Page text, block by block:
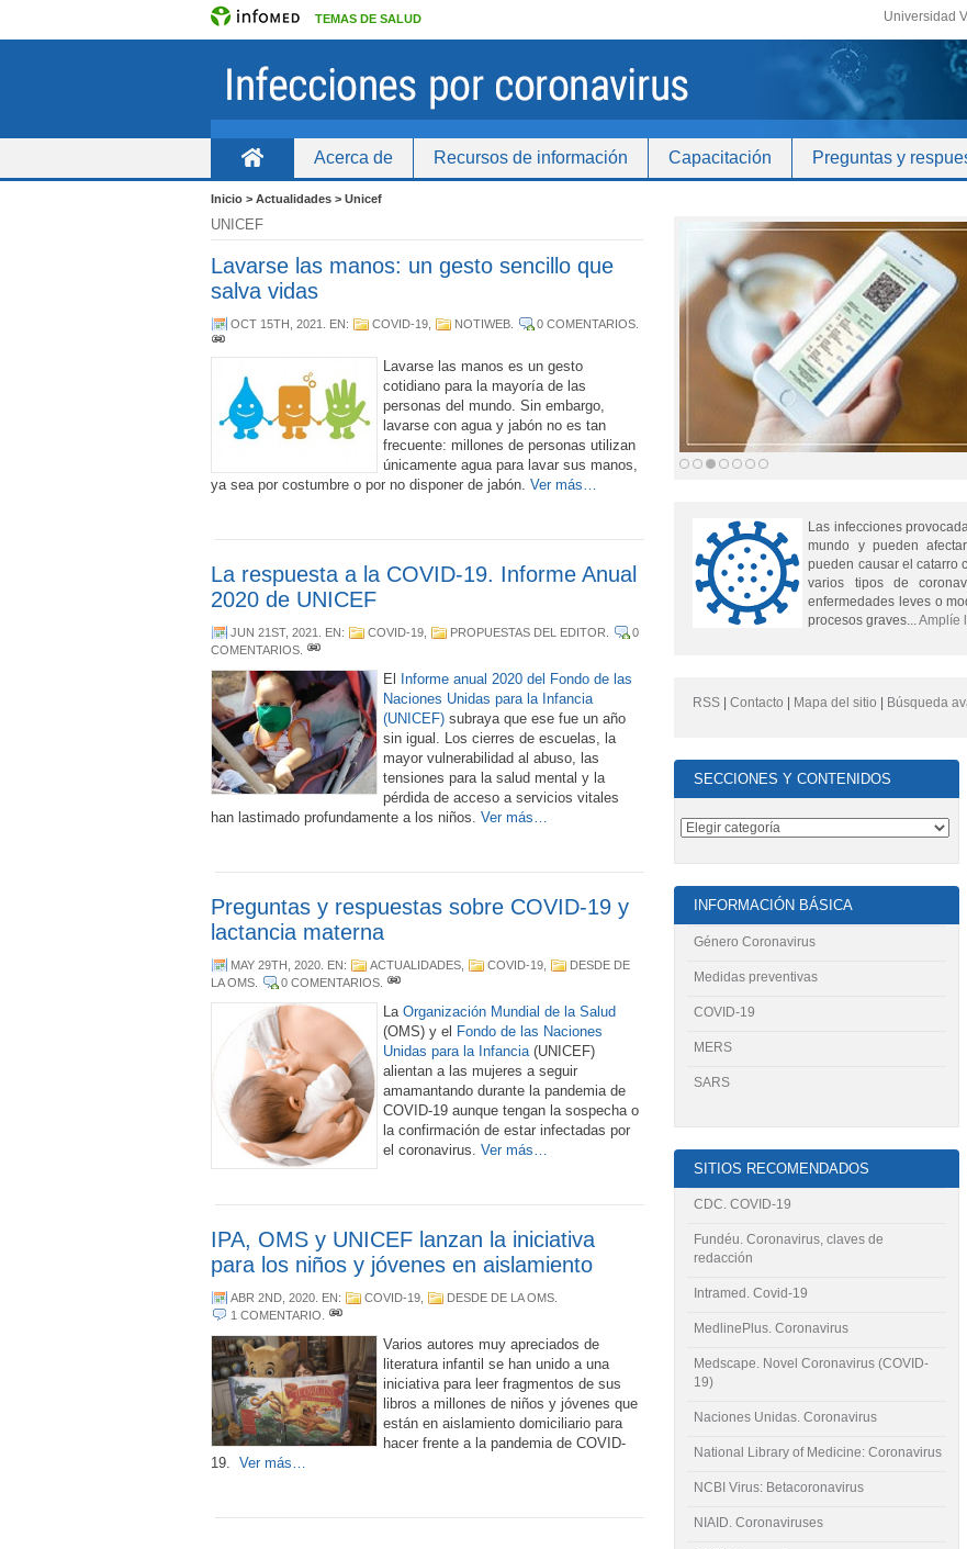
TEMAS DE SALUD Universidad
Acerca de Recursos de información Capacitación Preguntas y
Inicio > Actualidades > Unicef
UNICEF
Lavarse las manos: un gesto sencillo que
salva vidas
OCT 15TH, 2021 . EN: COVID-19 NOTIWEB 0 COMENTARIOS
Lavarse las manos es un gesto
cotidiano para la mayoría de las
personas del mundo. Sin embargo,
lavarse con agua y jabón no es tan
frecuente: millones de personas utilizan
únicamente agua para lavar sus manos,
ya sea por costumbre o por no disponer de jabón. Ver más…
La respuesta a la COVID-19. Informe Anual
2020 de UNICEF
JUN 21ST, 2021 . EN: COVID-19 PROPUESTAS DEL EDITOR
0
COMENTARIOS
El
Informe anual 2020 del Fondo de las
Naciones Unidas para la Infancia
(UNICEF) subraya que ese fue un año
sin igual. Los cierres de escuelas, la
mayor vulnerabilidad al abuso, las
tensiones para la salud mental y la
pérdida de acceso a servicios vitales
han lastimado profundamente a los niños. Ver más…
Preguntas y respuestas sobre COVID-19 y
lactancia materna
MAY 29TH, 2020 . EN: ACTUALIDADES COVID-19
DESDE DE
LA OMS
0 COMENTARIOS
La Organización Mundial de la Salud
(OMS) y el Fondo de las Naciones
Unidas para la Infancia (UNICEF)
alientan a las mujeres a seguir
amamantando durante la pandemia de
COVID-19 aunque tengan la sospecha o
la confirmación de estar infectadas por
el coronavirus. Ver más…
IPA, OMS y UNICEF lanzan la iniciativa
para los niños y jóvenes en aislamiento
ABR 2ND, 2020 . EN: COVID-19 DESDE DE LA OMS
1 COMENTARIO
Varios autores muy apreciados de
literatura infantil se han unido a una
iniciativa para leer fragmentos de sus
libros a millones de niños y jóvenes que
están en aislamiento domiciliario para
hacer frente a la pandemia de COVID-
19. Ver más…
Las infecciones
mundo y pueden
pueden causar el catarro
varios tipos de
enfermedades leves o
procesos graves...Amplíe
RSS |Contacto Mapa del sitio Búsqueda
SECCIONES Y CONTENIDOS
INFORMACIÓN BÁSICA
Género Coronavirus
Medidas preventivas
COVID-19
MERS
SARS
SITIOS RECOMENDADOS
CDC. COVID-19
Fundéu. Coronavirus, claves de
redacción
Intramed. Covid-19
MedlinePlus. Coronavirus
Medscape. Novel Coronavirus (COVID-
19)
Naciones Unidas. Coronavirus
National Library of Medicine: Coronavirus
NCBI Virus: Betacoronavirus
NIAID. Coronaviruses